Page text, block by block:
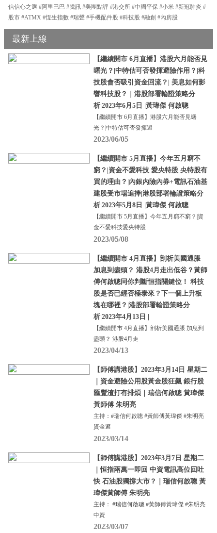
信信心之選 #阿里巴巴 #騰訊 #美團點評 #港交所 #中國平保 #小米 #新冠肺炎 #
股市 #ATMX #恆生指數 #瑞聲 #手機配件股 #科技股 #融創 #內房股
最新上線
【繼續開市 6月直播】港股六月能否見
曙光？|中特估可否發揮避險作用？|科
技股會否吸引資金回流？| 美息如何影
響科技股？｜港股部署輪證策略分
析|2023年6月5日 |黃瑋傑 何啟聰
【繼續開市 6月直播】港股六月能否見曙
光？|中特估可否發揮避
2023/06/05
【繼續開市 5月直播】今年五月窮不
窮？|資金不愛科技 愛央特股 央特股有
買的理由？|內銀內險內券+電訊石油基
建股受市場追捧|港股部署輪證策略分
析|2023年5月8日 |黃瑋傑 何啟聰
【繼續開市 5月直播】今年五月窮不窮？|資
金不愛科技愛央特股
2023/05/08
【繼續開市 4月直播】剖析美國通脹
加息到盡頭？ 港股4月走出低谷？黃師
傅何啟聰同你判斷恒指關鍵位！ 科技
股是否已經否極泰來？下一個上升板
塊在哪裡？|港股部署輪證策略分
析|2023年4月13日 |
【繼續開市 4月直播】剖析美國通脹 加息到
盡頭？ 港股4月走
2023/04/13
【師傅講港股】2023年3月14日 星期二
｜資金避險公用股黃金股狂飆 銀行股
匯豐渣打有排煩｜瑞信何啟聰 黃瑋傑
黃師傅 朱明亮
主持：#瑞信何啟聰 #黃師傅黃瑋傑 #朱明亮
資金避
2023/03/14
【師傅講港股】2023年3月7日 星期二
｜恒指兩萬一即回 中資電訊高位回吐
快 石油股獨撐大市？｜瑞信何啟聰 黃
瑋傑黃師傅 朱明亮
主持： #瑞信何啟聰 #黃師傅黃瑋傑 #朱明亮
中資
2023/03/07